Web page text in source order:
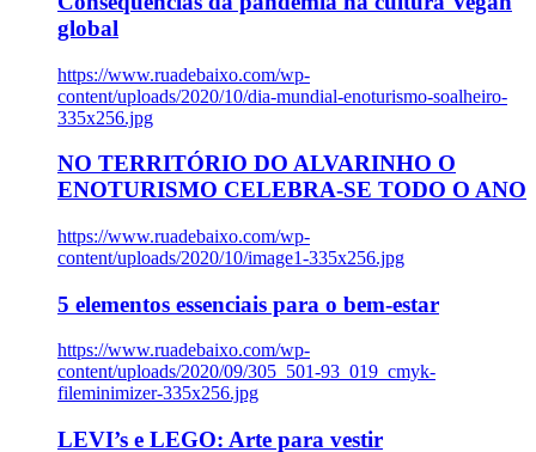
global
https://www.ruadebaixo.com/wp-
content/uploads/2020/10/dia-mundial-enoturismo-soalheiro-
335x256.jpg
NO TERRITÓRIO DO ALVARINHO O
ENOTURISMO CELEBRA-SE TODO O ANO
https://www.ruadebaixo.com/wp-
content/uploads/2020/10/image1-335x256.jpg
5 elementos essenciais para o bem-estar
https://www.ruadebaixo.com/wp-
content/uploads/2020/09/305_501-93_019_cmyk-
fileminimizer-335x256.jpg
LEVI’s e LEGO: Arte para vestir